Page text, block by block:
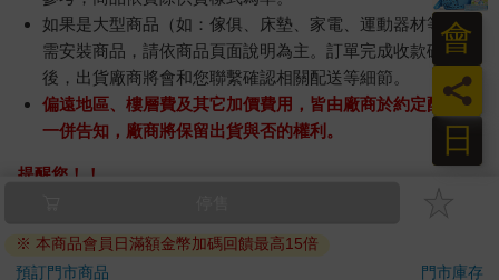
如果是大型商品（如：傢俱、床墊、家電、運動器材等）及
需安裝商品，請依商品頁面說明為主。訂單完成收款確認
後，出貨廠商將會和您聯繫確認相關配送等細節。
偏遠地區、樓層費及其它加價費用，皆由廠商於約定配送時
一併告知，廠商將保留出貨與否的權利。
提醒您！！
退換貨須知：
※ 本商品會員日滿額金幣加碼回饋最高15倍
預訂門市商品
門市庫存
日
員
會